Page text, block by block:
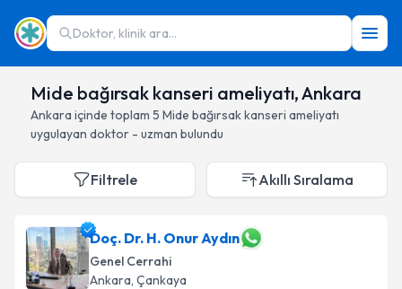
Doktor, klinik ara...
Mide bağırsak kanseri ameliyatı, Ankara
Ankara içinde toplam 5 Mide bağırsak kanseri ameliyatı
uygulayan doktor - uzman bulundu
Filtrele Akıllı Sıralama
Doç. Dr. H. Onur Aydın
Genel Cerrahi
Ankara, Çankaya